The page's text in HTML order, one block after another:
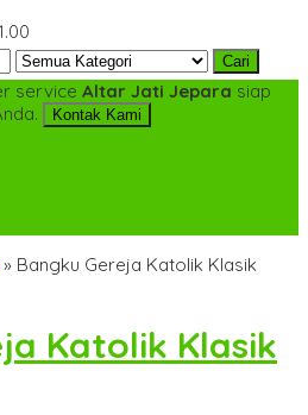
Cari
service Altar Jati Jepara siap
Kontak Kami
» Bangku Gereja Katolik Klasik
Katolik Klasik